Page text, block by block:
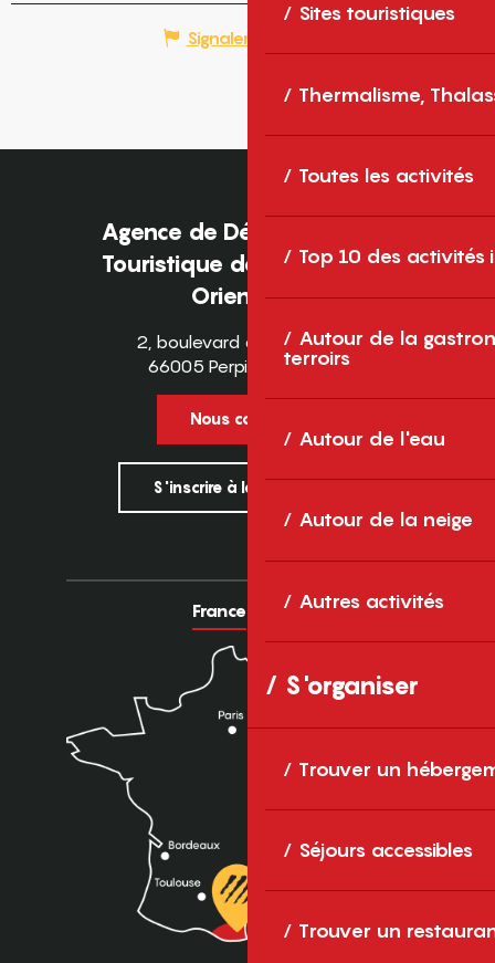
Sites touristiques
Thermalisme,
Toutes les activités
Top 10 des activités
Autour de la
terroirs
Autour de l'eau
Autour de la neige
Autres activités
S'organiser
Trouver un
Séjours accessibles
Trouver un
Signaler une erreur
Agence de Développement
Touristique des Pyrénées-
Orientales
2, boulevard des Pyrénées
66005 Perpignan Cedex
Nous contacter
S'inscrire à la newsletter
France Europe